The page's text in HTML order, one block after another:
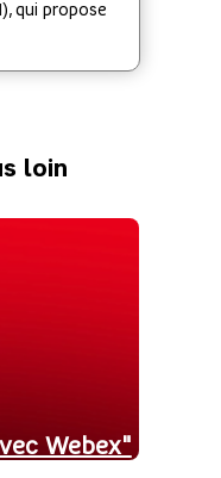
qui propose
loin
Webex"